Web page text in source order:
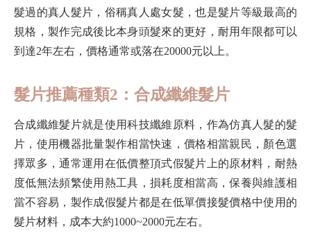
髮過的真人髮片，俗稱真人處女髮，也是髮片等級最高的
規格，製作完成後比本身頭髮來的更好，耐用年限都可以
到達2年左右，價格通常或落在20000元以上。
髮片推薦種類2：合成纖維髮片
合成纖維髮片就是使用科技纖維原料，作為仿真人髮的髮
片，使用機器批量製作相當快速，價格相當親民，顏色選
擇眾多，通常運用在低價整頂式假髮片上的原材料，耐熱
度低無法頻繁使用熱工具，損耗度相當高，保養與維護相
當不容易，製作成假髮片都是在低單價接髮價格中使用的
髮片材料，成本大約1000~2000元左右。